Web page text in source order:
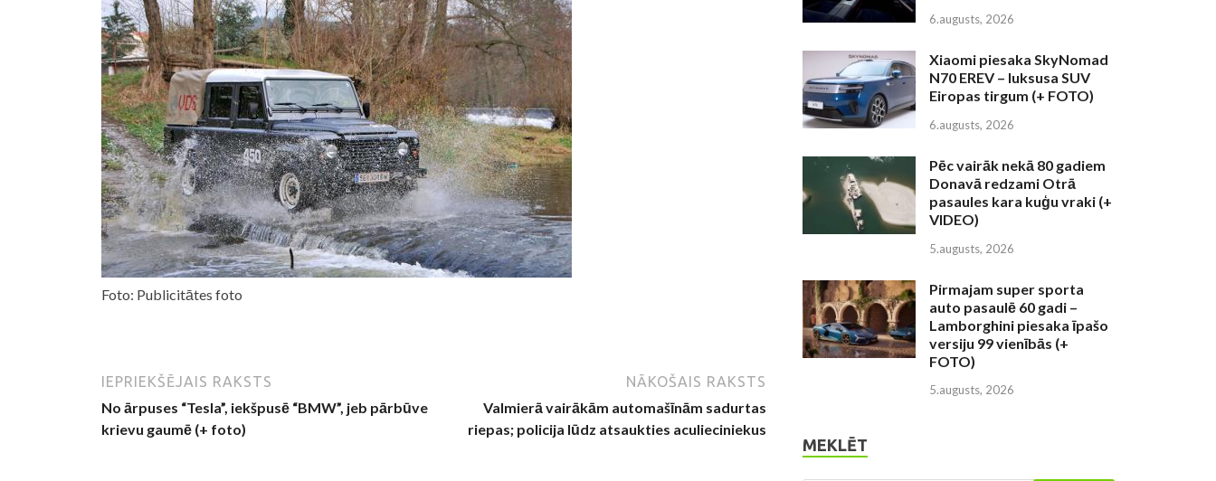
Foto: Publicitātes foto
IEPRIEKŠĒJAIS RAKSTS
No ārpuses “Tesla”, iekšpusē “BMW”, jeb pārbūve
krievu gaumē (+ foto)
NĀKOŠAIS RAKSTS
Valmierā vairākām automašīnām sadurtas
riepas; policija lūdz atsaukties aculieciniekus
6.augusts, 2026
Xiaomi piesaka SkyNomad
N70 EREV – luksusa SUV
Eiropas tirgum (+ FOTO)
6.augusts, 2026
Pēc vairāk nekā 80 gadiem
Donavā redzami Otrā
pasaules kara kuģu vraki (+
VIDEO)
5.augusts, 2026
Pirmajam super sporta
auto pasaulē 60 gadi –
Lamborghini piesaka īpašo
versiju 99 vienībās (+
FOTO)
5.augusts, 2026
MEKLĒT